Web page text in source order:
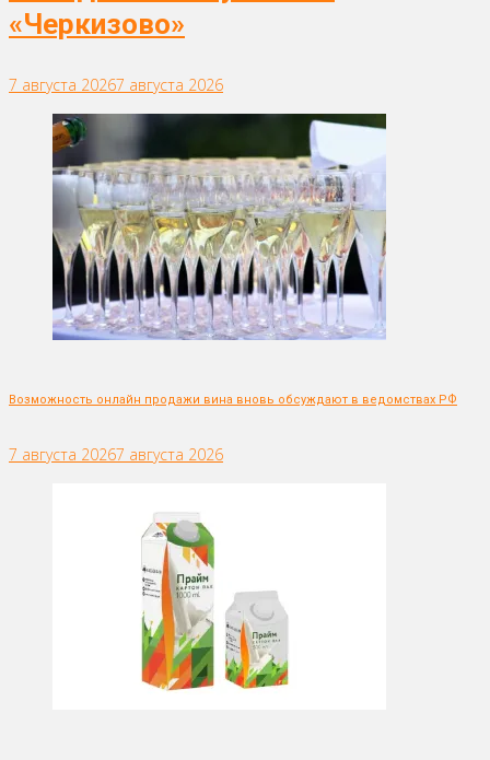
«Черкизово»
7 августа 20267 августа 2026
Возможность онлайн продажи вина вновь обсуждают в ведомствах РФ
7 августа 20267 августа 2026